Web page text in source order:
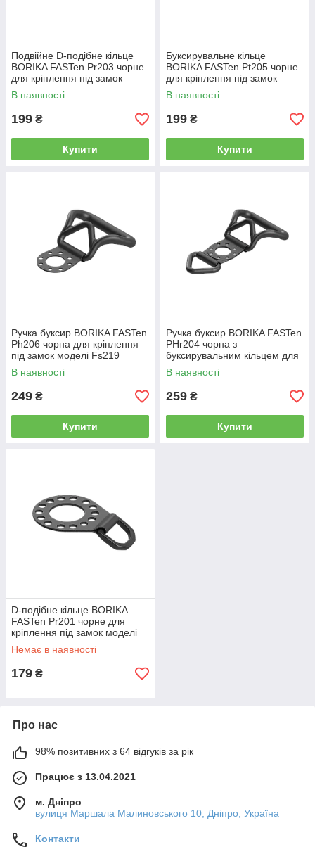
Подвійне D-подібне кільце
BORIKA FASTen Pr203 чорне
для кріплення під замок
моделі Fs219
(01.20.003.01.01)
В наявності
199 ₴
Купити
Буксирувальне кільце
BORIKA FASTen Pt205 чорне
для кріплення під замок
моделі Fs219
(01.20.005.01.01)
В наявності
199 ₴
Купити
Ручка буксир BORIKA FASTen
Ph206 чорна для кріплення
під замок моделі Fs219
(01.20.006.01.01)
В наявності
249 ₴
Купити
Ручка буксир BORIKA FASTen
PHr204 чорна з
буксирувальним кільцем для
кріплення під замок моделі
Fs219
В наявності
259 ₴
Купити
D-подібне кільце BORIKA
FASTen Pr201 чорне для
кріплення під замок моделі
Fs219 (01.20.001.01.01)
Немає в наявності
179 ₴
Про нас
98% позитивних з 64 відгуків за рік
Працює з 13.04.2021
м. Дніпро
вулиця Маршала Малиновського 10, Дніпро, Україна
Контакти